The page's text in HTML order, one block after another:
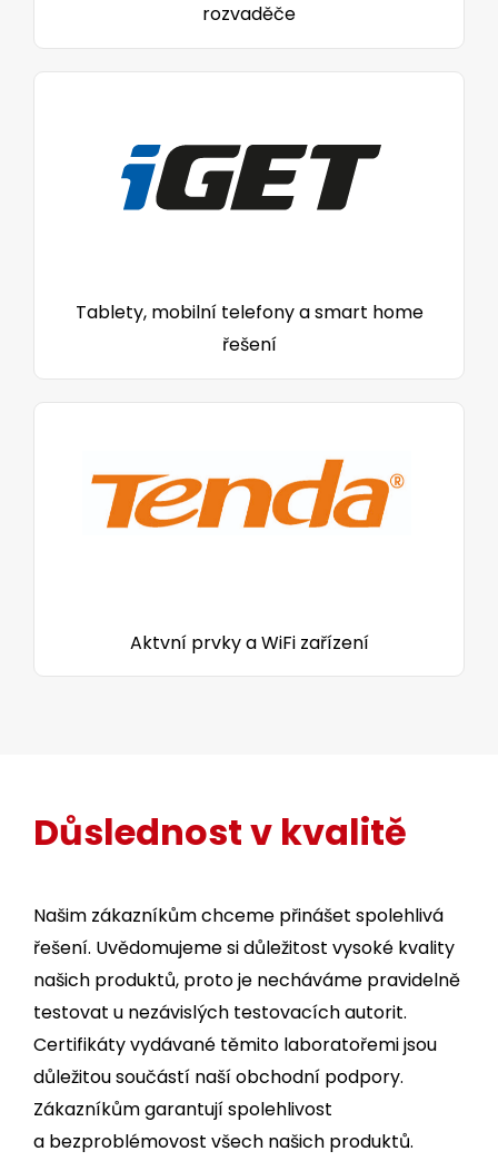
rozvaděče
Tablety, mobilní telefony a smart home
řešení
Aktvní prvky a WiFi zařízení
Důslednost v kvalitě
Našim zákazníkům chceme přinášet spolehlivá
řešení. Uvědomujeme si důležitost vysoké kvality
našich produktů, proto je necháváme pravidelně
testovat u nezávislých testovacích autorit.
Certifikáty vydávané těmito laboratořemi jsou
důležitou součástí naší obchodní podpory.
Zákazníkům garantují spolehlivost
a bezproblémovost všech našich produktů.